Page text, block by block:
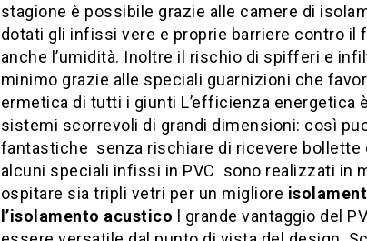
stagione è possibile grazie alle camere di
dotati gli infissi vere e proprie barriere contro il
anche l’umidità. Inoltre il rischio di spifferi e
minimo grazie alle speciali guarnizioni che
ermetica di tutti i giunti L’efficienza energetica
sistemi scorrevoli di grandi dimensioni: così
fantastiche senza rischiare di ricevere bollette
alcuni speciali infissi in PVC sono realizzati in
ospitare sia tripli vetri per un migliore
l’isolamento acustico l grande vantaggio del